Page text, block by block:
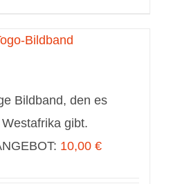
Bildband, den es
gibt.
10,00 €Aktueller